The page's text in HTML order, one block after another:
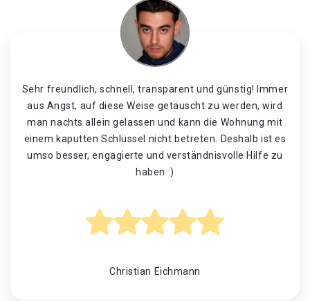
Sehr freundlich, schnell, transparent und günstig! Immer
aus Angst, auf diese Weise getäuscht zu werden, wird
man nachts allein gelassen und kann die Wohnung mit
einem kaputten Schlüssel nicht betreten. Deshalb ist es
umso besser, engagierte und verständnisvolle Hilfe zu
haben :)
Christian Eichmann